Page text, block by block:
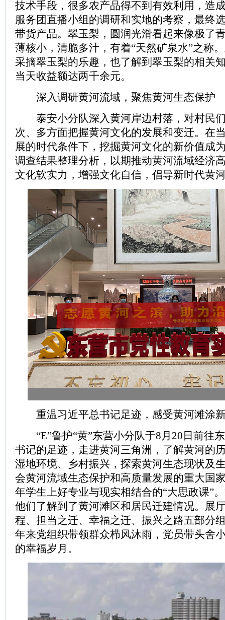
技术手段，很多农产品得不到有效利用，造
服务团直播小组的调研和实地的考察，最终
带货产品。翠玉梨，圆润光滑看起来像极了
薄核小，清脆多汁，有着“天然矿泉水”之称
采摘翠玉梨的乐趣，也了解到翠玉梨的相关
当天收益额达两千余元。
深入调研黄河流域，聚焦黄河生态保护
泰安小分队深入黄河岸边村落，对村民
次、多方面把握黄河文化的发展和变迁。在
展的时代条件下，挖掘黄河文化的新价值成
调查结果整理分析，以期推动黄河流域经济
文化软实力，增强文化自信，倡导新时代黄
重温习近平总书记足迹，感受黄河滩涂
“E”鲁护“黄”东营小分队于8月20日前往
书记的足迹，走进黄河三角洲，了解黄河的
湿地环境、乡村振兴，探索黄河生态现状及
会黄河流域生态保护和高质量发展的重大国
年学生上好专业与现实相结合的“大思政课”
他们了解到了黄河滩区和居民迁建情况。展
程、担当之迁、幸福之迁、振兴之路五部分
年来党组织带领群众栉风沐雨，党员带头舍
的幸福岁月。